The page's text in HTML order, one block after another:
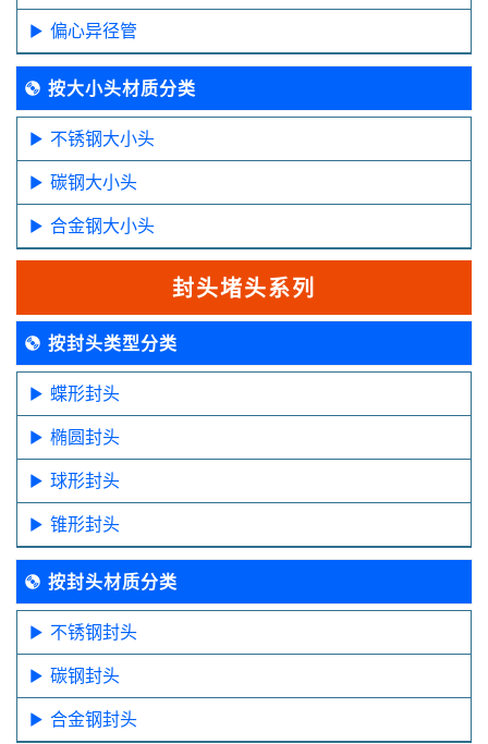
偏心异径管
按大小头材质分类
不锈钢大小头
碳钢大小头
合金钢大小头
封头堵头系列
按封头类型分类
蝶形封头
椭圆封头
球形封头
锥形封头
按封头材质分类
不锈钢封头
碳钢封头
合金钢封头